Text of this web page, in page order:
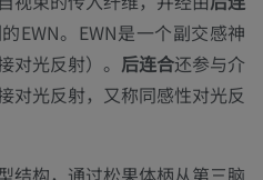
EWN。EWN是一个副交感神
对光反射）。 后连合还参与介
对光反射，又称同感性对光反
结构，通过松果体柄从第三脑